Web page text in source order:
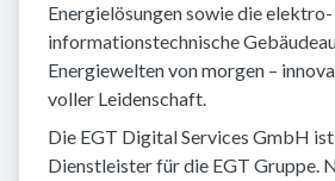
Energielösungen sowie die elektro-
informationstechnische
Energiewelten von morgen –
voller Leidenschaft.
Die EGT Digital Services GmbH
Dienstleister für die EGT Gruppe.